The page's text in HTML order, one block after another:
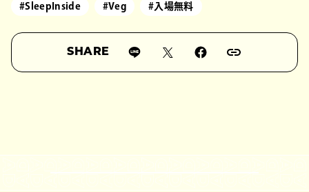
#SleepInside #Veg #入場無料
SHARE